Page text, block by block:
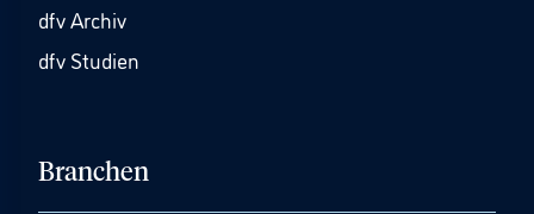
dfv Archiv
dfv Studien
Branchen